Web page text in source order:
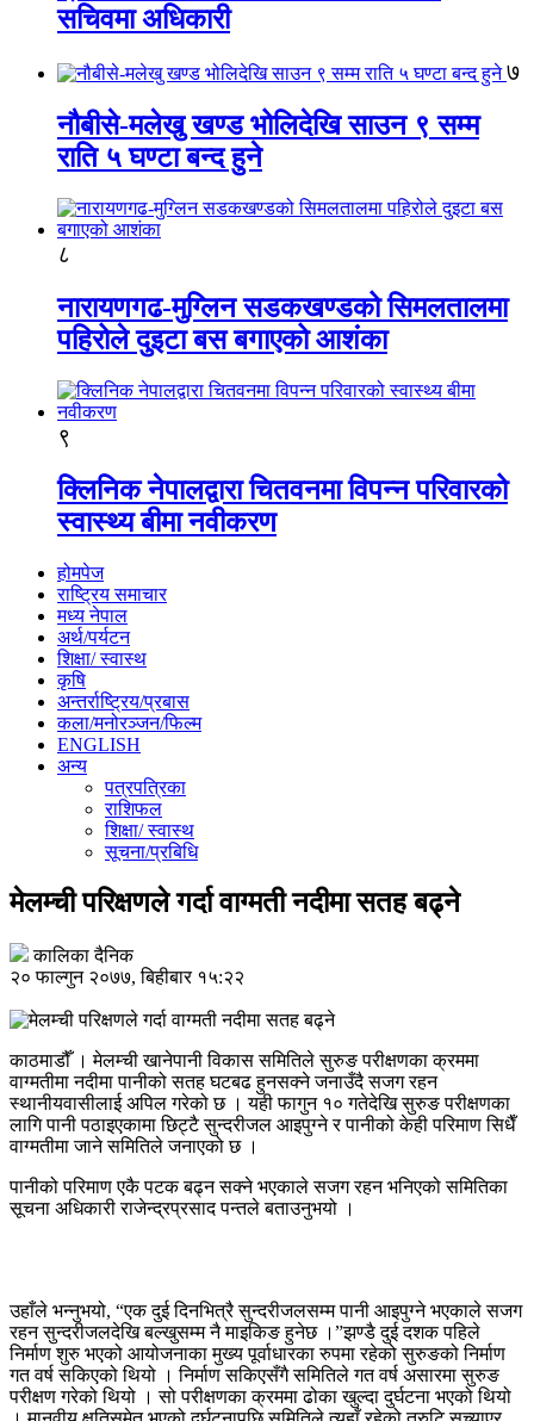
सचिवमा अधिकारी
७
नौबीसे-मलेखु खण्ड भोलिदेखि साउन ९ सम्म
राति ५ घण्टा बन्द हुने
८
नारायणगढ-मुग्लिन सडकखण्डको सिमलतालमा
पहिरोले दुइटा बस बगाएको आशंका
९
क्लिनिक नेपालद्वारा चितवनमा विपन्न परिवारको
स्वास्थ्य बीमा नवीकरण
होमपेज
राष्ट्रिय समाचार
मध्य नेपाल
अर्थ/पर्यटन
शिक्षा/ स्वास्थ
कृषि
अन्तर्राष्ट्रिय/प्रबास
कला/मनोरञ्जन/फिल्म
ENGLISH
अन्य
पत्रपत्रिका
राशिफल
शिक्षा/ स्वास्थ
सूचना/प्रबिधि
मेलम्ची परिक्षणले गर्दा वाग्मती नदीमा सतह बढ्ने
कालिका दैनिक
२० फाल्गुन २०७७, बिहीबार १५:२२
काठमाडौँ । मेलम्ची खानेपानी विकास समितिले सुरुङ परीक्षणका क्रममा
वाग्मतीमा नदीमा पानीको सतह घटबढ हुनसक्ने जनाउँदै सजग रहन
स्थानीयवासीलाई अपिल गरेको छ । यही फागुन १० गतेदेखि सुरुङ परीक्षणका
लागि पानी पठाइएकामा छिट्टै सुन्दरीजल आइपुग्ने र पानीको केही परिमाण सिधैँ
वाग्मतीमा जाने समितिले जनाएको छ ।
पानीको परिमाण एकै पटक बढ्न सक्ने भएकाले सजग रहन भनिएको समितिका
सूचना अधिकारी राजेन्द्रप्रसाद पन्तले बताउनुभयो ।
उहाँले भन्नुभयो, “एक दुई दिनभित्रै सुन्दरीजलसम्म पानी आइपुग्ने भएकाले सजग
रहन सुन्दरीजलदेखि बल्खुसम्म नै माइकिङ हुनेछ ।”झण्डै दुई दशक पहिले
निर्माण शुरु भएको आयोजनाका मुख्य पूर्वाधारका रुपमा रहेको सुरुङको निर्माण
गत वर्ष सकिएको थियो । निर्माण सकिएसँगै समितिले गत वर्ष असारमा सुरुङ
परीक्षण गरेको थियो । सो परीक्षणका क्रममा ढोका खुल्दा दुर्घटना भएको थियो